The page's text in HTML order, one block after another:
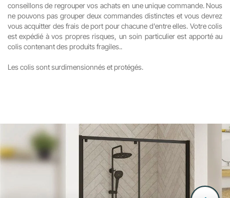
conseillons de regrouper vos achats en une unique commande. Nous
ne pouvons pas grouper deux commandes distinctes et vous devrez
vous acquitter des frais de port pour chacune d'entre elles. Votre colis
est expédié à vos propres risques, un soin particulier est apporté au
colis contenant des produits fragiles..
Les colis sont surdimensionnés et protégés.